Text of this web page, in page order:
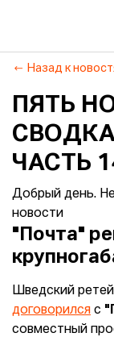
Назад к
ПЯТЬ
СВОДКА
ЧАСТЬ
Добрый день.
новости
"Почта"
Шведский
договорился с
совместный